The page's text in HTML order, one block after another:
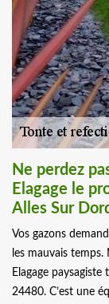
Ne perdez
Elagage le
Alles Sur
Vos gazons
les mauvais
Elagage
24480. C’est une